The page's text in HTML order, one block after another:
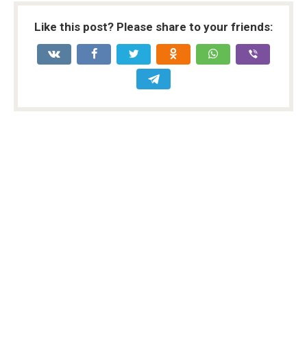
Like this post? Please share to your friends: